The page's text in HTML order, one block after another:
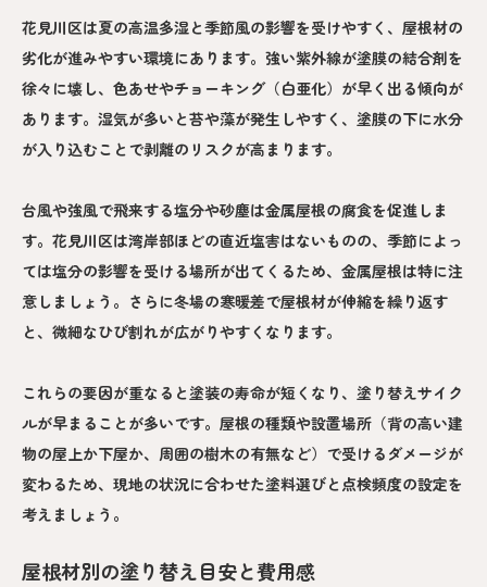
花見川区は夏の高温多湿と季節風の影響を受けやすく、屋根材の
劣化が進みやすい環境にあります。強い紫外線が塗膜の結合剤を
徐々に壊し、色あせやチョーキング（白亜化）が早く出る傾向が
あります。湿気が多いと苔や藻が発生しやすく、塗膜の下に水分
が入り込むことで剥離のリスクが高まります。
台風や強風で飛来する塩分や砂塵は金属屋根の腐食を促進しま
す。花見川区は湾岸部ほどの直近塩害はないものの、季節によっ
ては塩分の影響を受ける場所が出てくるため、金属屋根は特に注
意しましょう。さらに冬場の寒暖差で屋根材が伸縮を繰り返す
と、微細なひび割れが広がりやすくなります。
これらの要因が重なると塗装の寿命が短くなり、塗り替えサイク
ルが早まることが多いです。屋根の種類や設置場所（背の高い建
物の屋上か下屋か、周囲の樹木の有無など）で受けるダメージが
変わるため、現地の状況に合わせた塗料選びと点検頻度の設定を
考えましょう。
屋根材別の塗り替え目安と費用感